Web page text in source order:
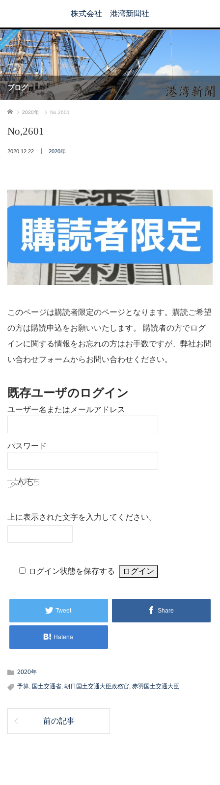
株式会社 港湾新聞社
ブログ
ホーム 2020年 No,2601
No,2601
2020.12.22 2020年
このページは購読者限定のページとなります。購読ご希望
の方は購読申込をお願いいたします。 購読者の方でログ
インに関する情報をお忘れの方はお手数ですが、弊社お問
い合わせフォームからお問い合わせください。
既存ユーザのログイン
ユーザー名またはメールアドレス
パスワード
上に表示された文字を入力してください。
ログイン状態を保存する
Tweet Share
Hatena
2020年
予算, 国土交通省, 朝日国土交通大臣政務官, 赤羽国土交通大臣
前の記事